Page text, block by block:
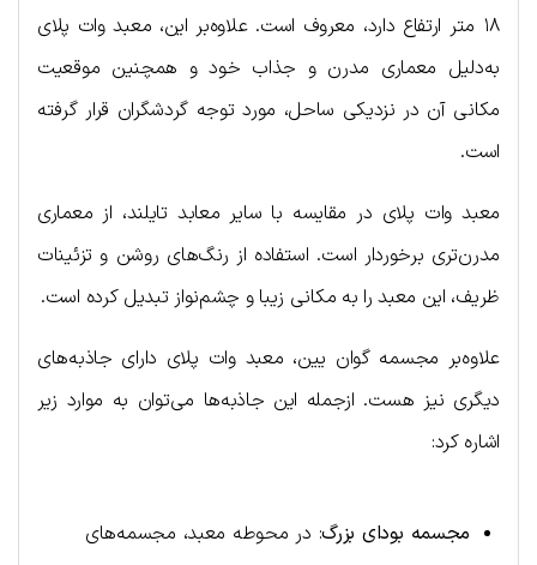
۱۸ متر ارتفاع دارد، معروف است. علاوه‌بر این، معبد وات پلای
به‌دلیل معماری مدرن و جذاب خود و همچنین موقعیت
مکانی آن در نزدیکی ساحل، مورد توجه گردشگران قرار گرفته
است.
معبد وات پلای در مقایسه با سایر معابد تایلند، از معماری
مدرن‌تری برخوردار است. استفاده از رنگ‌های روشن و تزئینات
ظریف، این معبد را به مکانی زیبا و چشم‌نواز تبدیل کرده است.
علاوه‌بر مجسمه گوان‌ یین، معبد وات پلای دارای جاذبه‌های
دیگری نیز هست. ازجمله این جاذبه‌ها می‌توان به موارد زیر
اشاره کرد:
مجسمه بودای بزرگ: در محوطه معبد، مجسمه‌های